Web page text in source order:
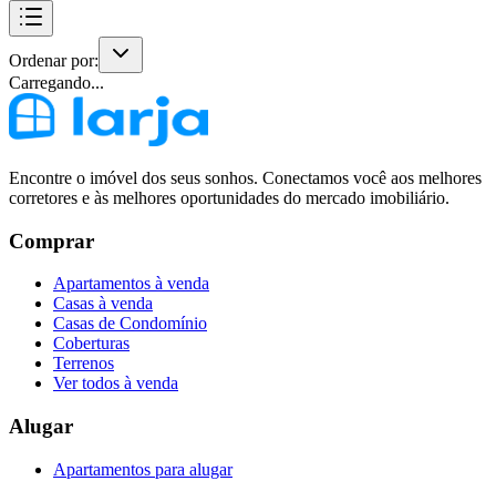
Ordenar por:
Carregando...
Encontre o imóvel dos seus sonhos. Conectamos você aos melhores
corretores e às melhores oportunidades do mercado imobiliário.
Comprar
Apartamentos à venda
Casas à venda
Casas de Condomínio
Coberturas
Terrenos
Ver todos à venda
Alugar
Apartamentos para alugar